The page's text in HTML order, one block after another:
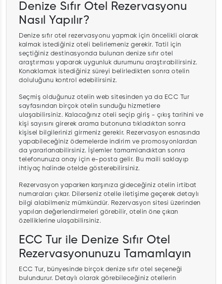
Denize Sıfır Otel Rezervasyonu
Nasıl Yapılır?
Denize sıfır otel rezervasyonu yapmak için öncelikli olarak
kalmak istediğiniz oteli belirlemeniz gerekir. Tatil için
seçtiğiniz destinasyonda bulunan denize sıfır otel
araştırması yaparak uygunluk durumunu araştırabilirsiniz.
Konaklamak istediğiniz süreyi belirledikten sonra otelin
doluluğunu kontrol edebilirsiniz.
Seçmiş olduğunuz otelin web sitesinden ya da ECC Tur
sayfasından birçok otelin sunduğu hizmetlere
ulaşabilirsiniz. Kalacağınız oteli seçip giriş - çıkış tarihini ve
kişi sayısını girerek arama butonuna tıkladıktan sonra
kişisel bilgilerinizi girmeniz gerekir. Rezervasyon esnasında
yapabileceğiniz ödemelerde indirim ve promosyonlardan
da yararlanabilirsiniz. İşlemler tamamlandıktan sonra
telefonunuza onay için e-posta gelir. Bu maili saklayıp
ihtiyaç halinde otelde gösterebilirsiniz.
Rezervasyon yaparken karşınıza gideceğiniz otelin irtibat
numaraları çıkar. Dilerseniz otelle iletişime geçerek detaylı
bilgi alabilmeniz mümkündür. Rezervasyon sitesi üzerinden
yapılan değerlendirmeleri görebilir, otelin öne çıkan
özelliklerine ulaşabilirsiniz.
ECC Tur ile Denize Sıfır Otel
Rezervasyonunuzu Tamamlayın
ECC Tur, bünyesinde birçok denize sıfır otel seçeneği
bulundurur. Detaylı olarak görebileceğiniz otellerin